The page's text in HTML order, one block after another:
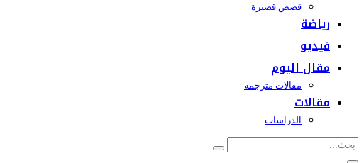
قصص قصيرة
رياضة
فيديو
مقال اليوم
مقالات مترجمة
مقالات
الدراسات